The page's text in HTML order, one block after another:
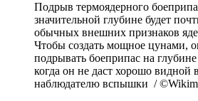
Подрыв термоядерного
значительной глубине будет
обычных внешних признаков
Чтобы создать мощное цунами,
подрывать боеприпас на
когда он не даст хорошо видной
наблюдателю вспышки /